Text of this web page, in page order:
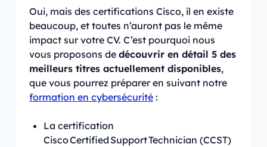
Oui, mais des certifications Cisco, il en existe
beaucoup, et toutes n’auront pas le même
impact sur votre CV. C’est pourquoi nous
vous proposons de découvrir en détail 5 des
meilleurs titres actuellement disponibles,
que vous pourrez préparer en suivant notre
formation en cybersécurité :
La certification
Cisco Certified Support Technician (CCST)